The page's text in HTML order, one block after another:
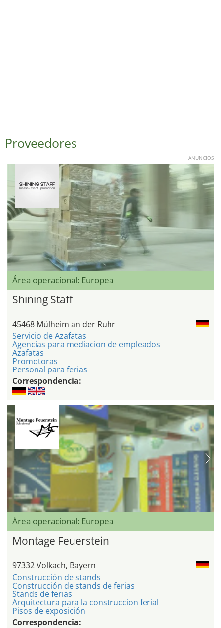
Proveedores
ANUNCIOS
Área operacional: Europea
Shining Staff
45468 Mülheim an der Ruhr
Servicio de Azafatas
Agencias para mediacion de empleados
Azafatas
Promotoras
Personal para ferias
Correspondencia:
Área operacional: Europea
Montage Feuerstein
97332 Volkach, Bayern
Construcción de stands
Construcción de stands de ferias
Stands de ferias
Arquitectura para la construccion ferial
Pisos de exposición
Correspondencia: